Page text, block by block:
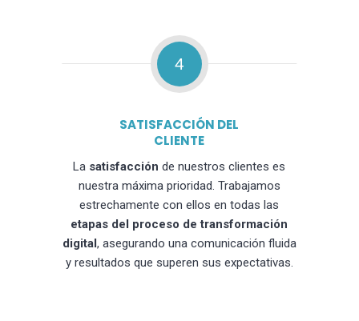
4
SATISFACCIÓN DEL
CLIENTE
La satisfacción de nuestros clientes es
nuestra máxima prioridad. Trabajamos
estrechamente con ellos en todas las
etapas del proceso de transformación
digital, asegurando una comunicación fluida
y resultados que superen sus expectativas.